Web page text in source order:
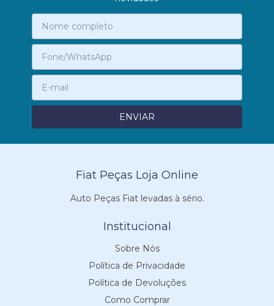
Fiat Peças Loja Online
Auto Peças Fiat levadas à sério.
Institucional
Sobre Nós
Política de Privacidade
Política de Devoluções
Como Comprar